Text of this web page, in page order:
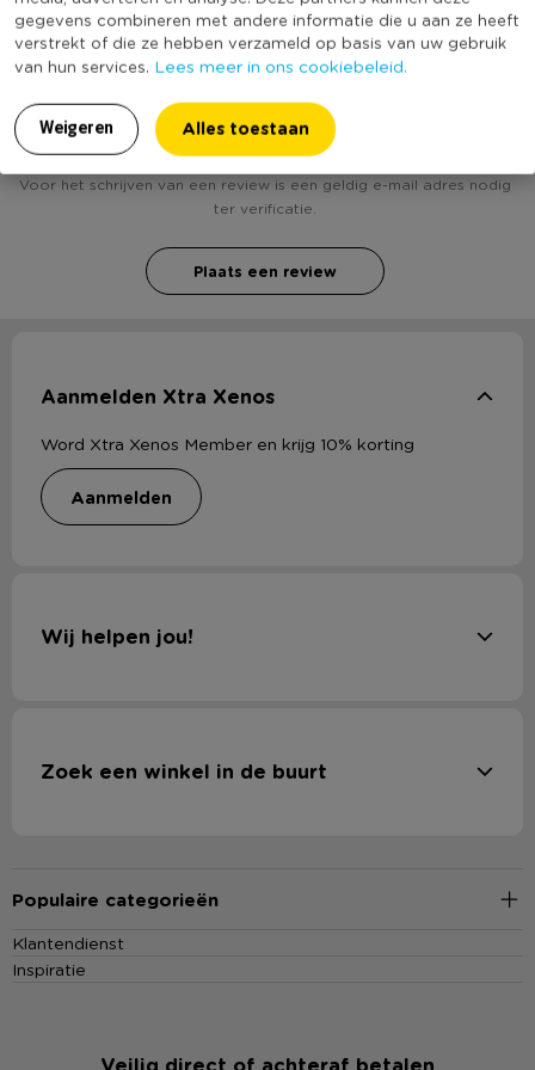
gegevens combineren met andere informatie die u aan ze heeft
verstrekt of die ze hebben verzameld op basis van uw gebruik
van hun services. Lees meer in ons cookiebeleid.
Weigeren Alles toestaan
Voor het schrijven van een review is een geldig e-mail adres nodig
ter verificatie.
Plaats een review
Aanmelden Xtra Xenos
Word Xtra Xenos Member en krijg 10% korting
aanmelden
Wij helpen jou!
Zoek een winkel in de buurt
Populaire categorieën
Klantendienst
Inspiratie